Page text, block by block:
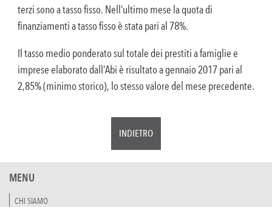
terzi sono a tasso fisso. Nell’ultimo mese la quota di
finanziamenti a tasso fisso è stata pari al 78%.
Il tasso medio ponderato sul totale dei prestiti a famiglie e
imprese elaborato dall’Abi è risultato a gennaio 2017 pari al
2,85% (minimo storico), lo stesso valore del mese precedente.
INDIETRO
MENU
CHI SIAMO